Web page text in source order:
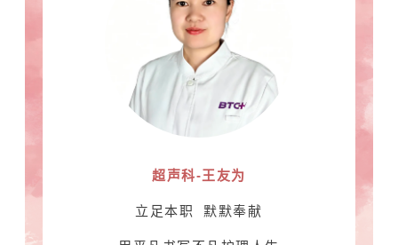
超声科-王友为
立足本职 默默奉献